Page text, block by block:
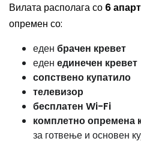
Вилата располага со 6
опремен со:
еден брачен кревет
еден единечен кревет
сопствено купатило
телевизор
бесплатен Wi-Fi
комплетно опремена
за готвење и основен